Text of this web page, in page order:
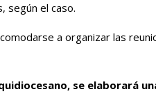
según el caso.
a organizar las
se elaborará